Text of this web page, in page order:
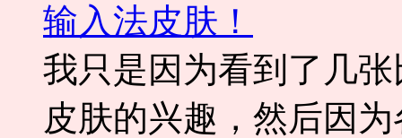
输入法皮肤！
我只是因为看到了几
皮肤的兴趣，然后因